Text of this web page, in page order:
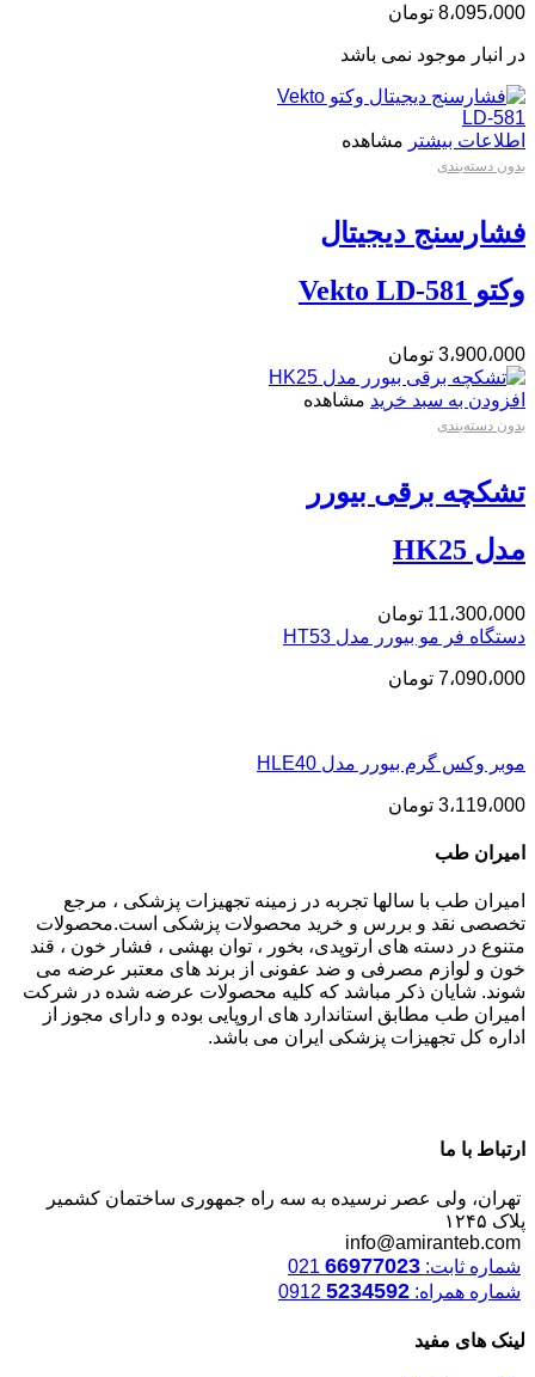
8،095،000 تومان
در انبار موجود نمی باشد
اطلاعات بیشتر مشاهده
بدون دسته‌بندی
فشارسنج دیجیتال
وکتو Vekto LD-581
3،900،000 تومان
افزودن به سبد خرید مشاهده
بدون دسته‌بندی
تشکچه برقی بیورر
مدل HK25
11،300،000 تومان
دستگاه فر مو بیورر مدل HT53
7،090،000 تومان
موبر وکس گرم بیورر مدل HLE40
3،119،000 تومان
امیران طب
امیران طب با سالها تجربه در زمینه تجهیزات پزشکی ، مرجع
تخصصی نقد و بررس و خرید محصولات پزشکی است.محصولات
متنوع در دسته های ارتوپدی، بخور ، توان بهشی ، فشار خون ، قند
خون و لوازم مصرفی و ضد عفونی از برند های معتبر عرضه می
شوند. شایان ذکر مباشد که کلیه محصولات عرضه شده در شرکت
امیران طب مطابق استاندارد های اروپایی بوده و دارای مجوز از
اداره کل تجهیزات پزشکی ایران می باشد.
ارتباط با ما
تهران، ولی عصر نرسیده به سه راه جمهوری ساختمان کشمیر
پلاک ۱۲۴۵
info@amiranteb.com
شماره ثابت: 66977023
شماره همراه: 5234592
لینک های مفید